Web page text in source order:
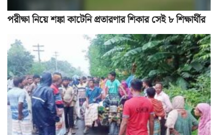
পরীক্ষা নিয়ে শঙ্কা কাটেনি প্রতারণার শিকার সেই ৮ শিক্ষার্থীর